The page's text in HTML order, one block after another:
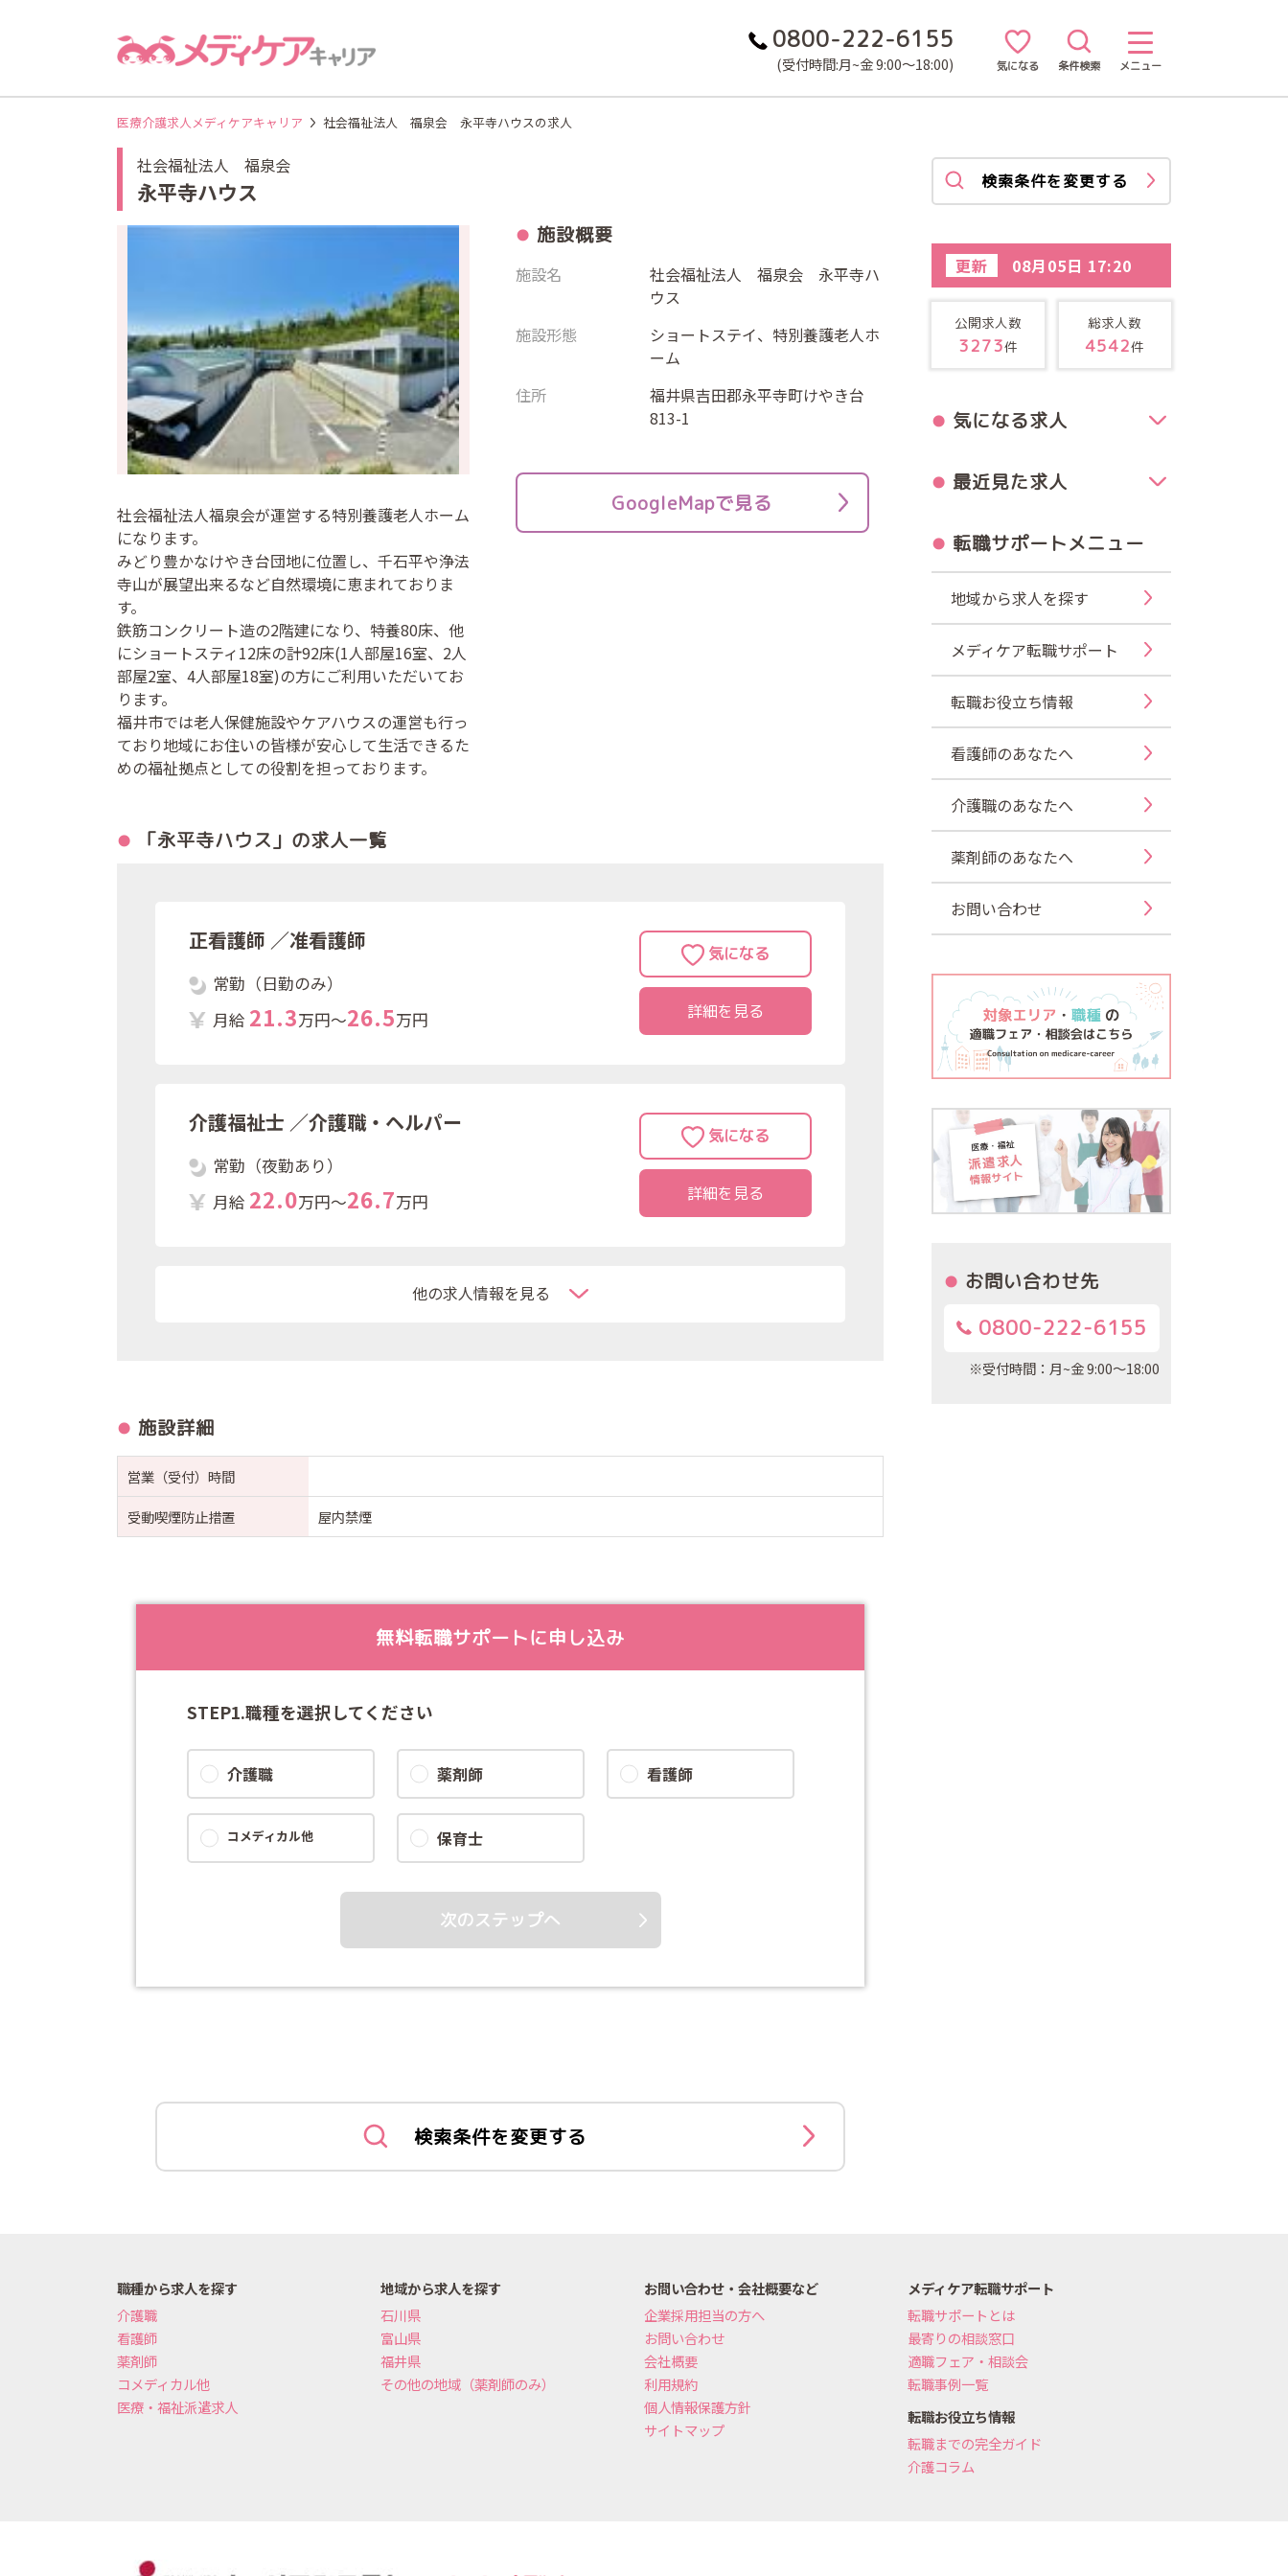
0800-222-6155
(受付時間:月~金 9:00～18:00) 気になる 条件検索 メニュー
医療介護求人メディケアキャリア 社会福祉法人 福泉会 永平寺ハウスの求人
社会福祉法人 福泉会
永平寺ハウス
社会福祉法人福泉会が運営する特別養護老人ホーム
になります。
みどり豊かなけやき台団地に位置し、千石平や浄法
寺山が展望出来るなど自然環境に恵まれておりま
す。
鉄筋コンクリート造の2階建になり、特養80床、他
にショートスティ12床の計92床(1人部屋16室、2人
部屋2室、4人部屋18室)の方にご利用いただいてお
ります。
福井市では老人保健施設やケアハウスの運営も行っ
ており地域にお住いの皆様が安心して生活できるた
めの福祉拠点としての役割を担っております。
施設概要
施設名
社会福祉法人 福泉会 永平寺ハ
ウス
施設形態
ショートステイ、特別養護老人ホ
ーム
住所
福井県吉田郡永平寺町けやき台
813-1
GoogleMapで見る
「永平寺ハウス」の求人一覧
正看護師 ／准看護師
常勤（日勤のみ）
月給 21.3万円～26.5万円 詳細を見る
介護福祉士 ／介護職・ヘルパー
常勤（夜勤あり）
月給 22.0万円～26.7万円 詳細を見る
他の求人情報を見る
施設詳細
営業（受付）時間
受動喫煙防止措置
屋内禁煙
無料転職サポートに申し込み
STEP1.職種を選択してください
介護職 薬剤師 看護師
コメディカル他 保育士
次のステップへ
検索条件を変更する
検索条件を変更する
更新 08月05日 17:20
公開求人数
3273件
総求人数
4542件
気になる求人
最近見た求人
転職サポートメニュー
地域から求人を探す
メディケア転職サポート
転職お役立ち情報
看護師のあなたへ
介護職のあなたへ
薬剤師のあなたへ
お問い合わせ
お問い合わせ先
0800-222-6155
※受付時間：月~金 9:00～18:00
職種から求人を探す
介護職
看護師
薬剤師
コメディカル他
医療・福祉派遣求人
地域から求人を探す
石川県
富山県
福井県
その他の地域（薬剤師のみ）
お問い合わせ・会社概要など
企業採用担当の方へ
お問い合わせ
会社概要
利用規約
個人情報保護方針
サイトマップ
メディケア転職サポート
転職サポートとは
最寄りの相談窓口
適職フェア・相談会
転職事例一覧
転職お役立ち情報
転職までの完全ガイド
介護コラム